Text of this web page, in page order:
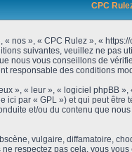
CPC
nos », « CPC Rulez », «
suivantes, veuillez ne
nous vous conseillons de
responsable des conditions
», « leur », « logiciel phpBB
ici par « GPL ») et qui peut être
et/ou du contenu que
vulgaire, diffamatoire,
respectez pas cela, vous